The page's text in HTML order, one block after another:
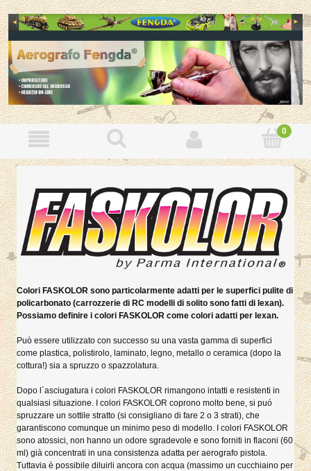
Colori FASKOLOR sono particolarmente adatti per le superfici pulite di
policarbonato (carrozzerie di RC modelli di solito sono fatti di lexan).
Possiamo definire i colori FASKOLOR come colori adatti per lexan.
Può essere utilizzato con successo su una vasta gamma di superfici
come plastica, polistirolo, laminato, legno, metallo o ceramica (dopo la
cottura!) sia a spruzzo o spazzolatura.
Dopo l´asciugatura i colori FASKOLOR rimangono intatti e resistenti in
qualsiasi situazione. I colori FASKOLOR coprono molto bene, si puó
spruzzare un sottile stratto (si consigliano di fare 2 o 3 strati), che
garantiscono comunque un minimo peso di modello. I colori FASKOLOR
sono atossici, non hanno un odore sgradevole e sono forniti in flaconi (60
ml) già concentrati in una consistenza adatta per aerografo pistola.
Tuttavia è possibile diluirli ancora con acqua (massimo un cucchiaino per